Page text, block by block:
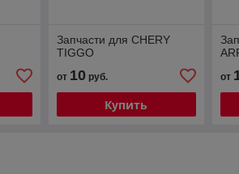
Запчасти для CHERY
TIGGO
от 10руб.
Купить
от